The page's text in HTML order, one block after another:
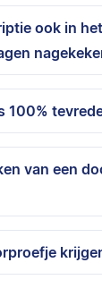
ook in
100%
van een